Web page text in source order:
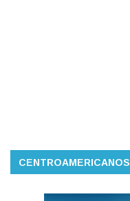
CENTROAMERICANOS